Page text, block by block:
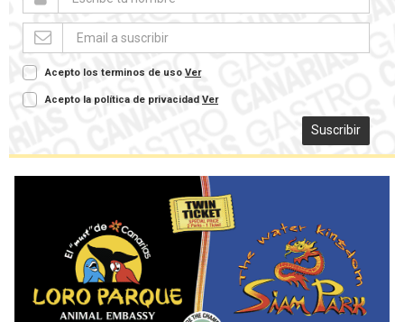
Acepto los terminos de uso Ver
Acepto la política de privacidad Ver
Suscribir